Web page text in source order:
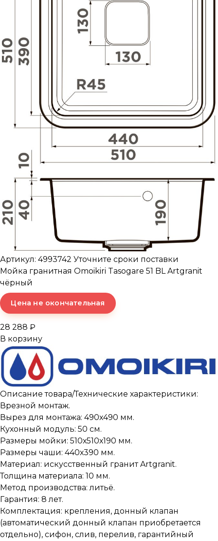
Артикул: 4993742 Уточните сроки поставки
Мойка гранитная Omoikiri Tasogare 51 BL Artgranit
чёрный
Цена не окончательная
28 288 ₽
В корзину
Описание товара/Технические характеристики:
Врезной монтаж.
Вырез для монтажа: 490x490 мм.
Кухонный модуль: 50 см.
Размеры мойки: 510х510х190 мм.
Размеры чаши: 440х390 мм.
Материал: искусственный гранит Artgranit.
Толщина материала: 10 мм.
Метод производства: литьё.
Гарантия: 8 лет.
Комплектация: крепления, донный клапан
(автоматический донный клапан приобретается
отдельно), сифон, слив, перелив, гарантийный